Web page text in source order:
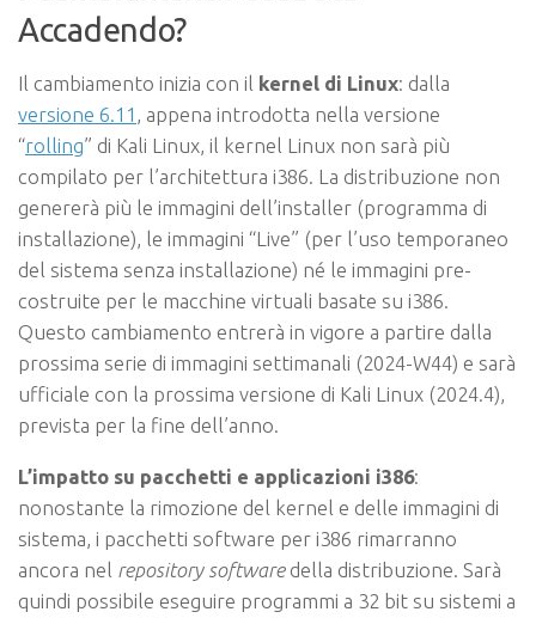
Accadendo?
Il cambiamento inizia con il kernel di Linux: dalla
versione 6.11 , appena introdotta nella versione
“rolling” di Kali Linux, il kernel Linux non sarà più
compilato per l’architettura i386. La distribuzione non
genererà più le immagini dell’installer (programma di
installazione), le immagini “Live” (per l’uso temporaneo
del sistema senza installazione) né le immagini pre-
costruite per le macchine virtuali basate su i386.
Questo cambiamento entrerà in vigore a partire dalla
prossima serie di immagini settimanali (2024-W44) e sarà
ufficiale con la prossima versione di Kali Linux (2024.4),
prevista per la fine dell’anno.
L’impatto su pacchetti e applicazioni i386:
nonostante la rimozione del kernel e delle immagini di
sistema, i pacchetti software per i386 rimarranno
ancora nel repository softwaredella distribuzione. Sarà
quindi possibile eseguire programmi a 32 bit su sistemi a